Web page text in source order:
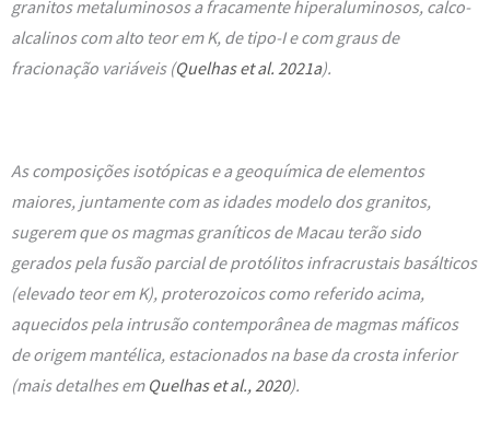
granitos metaluminosos a fracamente hiperaluminosos, calco-
alcalinos com alto teor em K, de tipo-I e com graus de
fracionação variáveis (Quelhas et al. 2021a).
As composições isotópicas e a geoquímica de elementos
maiores, juntamente com as idades modelo dos granitos,
sugerem que os magmas graníticos de Macau terão sido
gerados pela fusão parcial de protólitos infracrustais basálticos
(elevado teor em K), proterozoicos como referido acima,
aquecidos pela intrusão contemporânea de magmas máficos
de origem mantélica, estacionados na base da crosta inferior
(mais detalhes em Quelhas et al., 2020).